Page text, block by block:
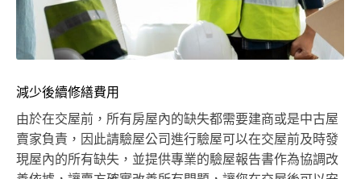
減少後續修繕費用
由於在交屋前，所有房屋內的缺失都需要建商或是中古屋
賣家負責，因此請驗屋公司進行驗屋可以在交屋前及時發
現屋內的所有缺失，並提供專業的驗屋報告書作為協調改